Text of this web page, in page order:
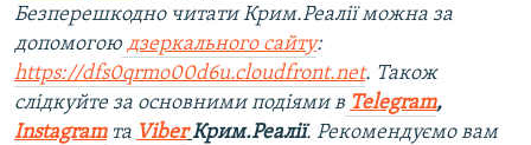
Безперешкодно читати Крим.Реалії можна за
допомогою дзеркального сайту:
https://dfs0qrmo00d6u.cloudfront.net. Також
слідкуйте за основними подіями в Telegram,
Instagramта Viber Крим.Реалії. Рекомендуємо вам